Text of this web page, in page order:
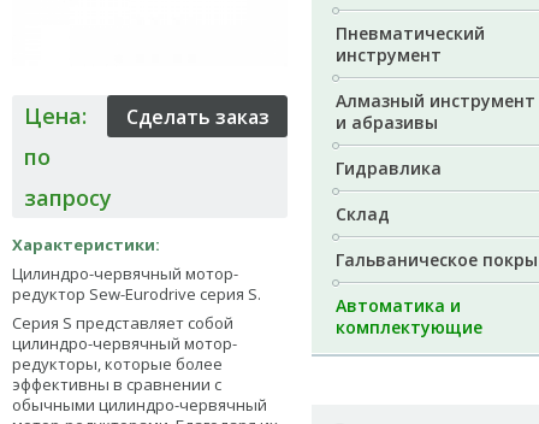
Цена:
по
запросу
Характеристики:
Цилиндро-червячный мотор-
редуктор Sew-Eurodrive серия S.
Серия S представляет собой
цилиндро-червячный мотор-
редукторы, которые более
эффективны в сравнении с
обычными цилиндро-червячный
Пневматический
инструмент
Алмазный инструмент
и абразивы
Гидравлика
Склад
Гальваническое
Автоматика и
комплектующие